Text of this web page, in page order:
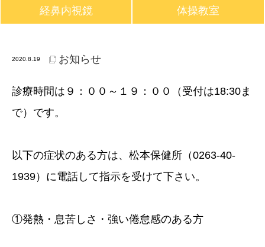
経鼻内視鏡 体操教室
2020.8.19 お知らせ
診療時間は９：００～１９：００（受付は18:30ま
で）です。
以下の症状のある方は、松本保健所（0263-40-
1939）に電話して指示を受けて下さい。
①発熱・息苦しさ・強い倦怠感のある方